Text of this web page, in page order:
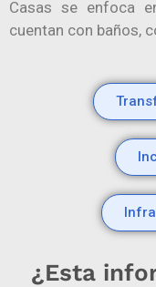
Casas se enfoca
cuentan con baños,
¿Esta